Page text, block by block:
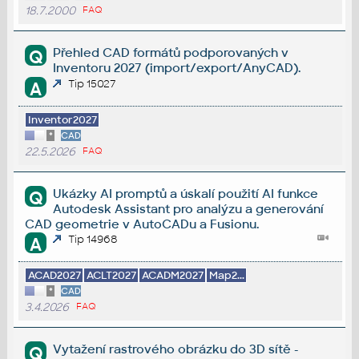
18.7.2000 FAQ
Q
Přehled CAD formátů podporovaných v
Inventoru 2027 (import/export/AnyCAD).
A Tip 15027
Inventor2027
* CAD
22.5.2026 FAQ
Q
Ukázky AI promptů a úskalí použití AI funkce
Autodesk Assistant pro analýzu a generování
CAD geometrie v AutoCADu a Fusionu.
A Tip 14968
ACAD2027 ACLT2027 ACADM2027 Map2...
* CAD
3.4.2026 FAQ
Q
Vytažení rastrového obrázku do 3D sítě -